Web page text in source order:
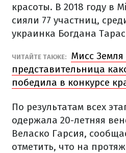
красоты. В 2018 году в
сияли 77 участниц,
украинка Богдана
ЧИТАЙТЕ ТАКЖЕ:
Мисс Земля
представительница
победила в конкурсе
По результатам всех
одержала 20-летняя
Веласко Гарсия,
отметить, что на